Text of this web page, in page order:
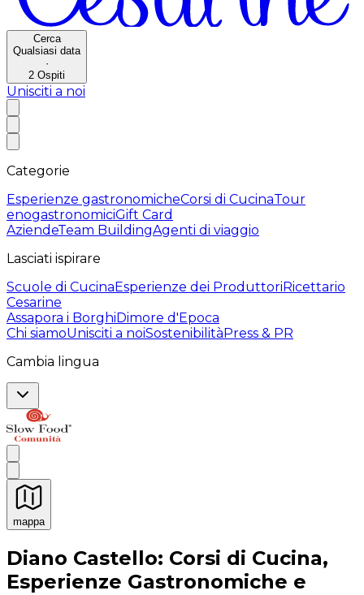
Cerca
Qualsiasi data
·
2 Ospiti
Unisciti a noi
Categorie
Esperienze gastronomicheCorsi di CucinaTour
enogastronomiciGift Card
AziendeTeam BuildingAgenti di viaggio
Lasciati ispirare
Scuole di CucinaEsperienze dei ProduttoriRicettario
Cesarine
Assapora i BorghiDimore d'Epoca
Chi siamoUnisciti a noiSostenibilitàPress & PR
Cambia lingua
mappa
Esperienze culinarie indimenticabili: Esperienze
Diano Castello: Corsi di Cucina,
Esperienze Gastronomiche e